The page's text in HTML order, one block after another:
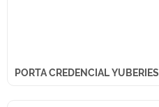
PORTA CREDENCIAL YUBERIES